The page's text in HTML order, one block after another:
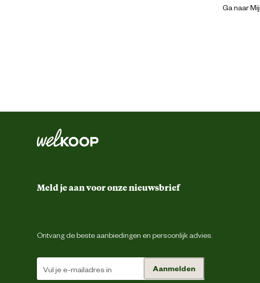
Materiaal & Samenstelling
Ga naar
Meld je aan voor onze nieuwsbrief
Ontvang de beste aanbiedingen en persoonlijk advies.
Aanmelden